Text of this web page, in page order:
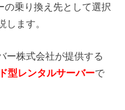
の乗り換え先として選択
します。
ー株式会社が提供する
型レンタルサーバーで